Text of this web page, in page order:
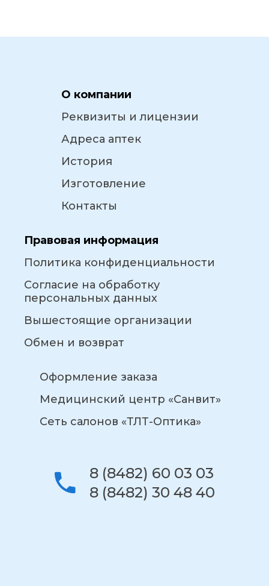
О компании
Реквизиты и лицензии
Адреса аптек
История
Изготовление
Контакты
Правовая информация
Политика конфиденциальности
Согласие на обработку
персональных данных
Вышестоящие организации
Обмен и возврат
Оформление заказа
Медицинский центр «Санвит»
Сеть салонов «ТЛТ-Оптика»
8 (8482) 60 03 03
8 (8482) 30 48 40